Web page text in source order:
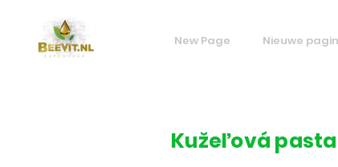
New Page Nieuwe
Kužeľová pasta